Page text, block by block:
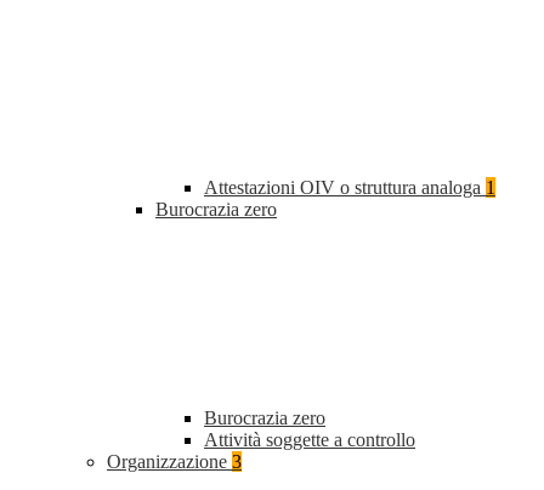
Attestazioni OIV o struttura analoga 1
Burocrazia zero
Burocrazia zero
Attività soggette a controllo
Organizzazione 3